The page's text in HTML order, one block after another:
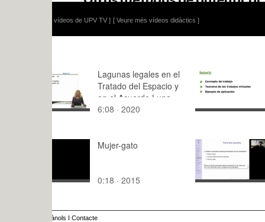
vídeos de UPV TV ] [ Veure més vídeos didàctics ]
Lagunas legales en el
Tratado del Espacio y
en el Acuerdo Luna.
6:08 · 2020
principio
trabajos
7:12 · 2024
0:18 · 2015
LTP - Unit
13:14 ·